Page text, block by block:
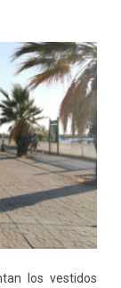
los vestidos